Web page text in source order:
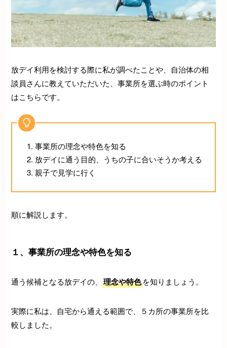
放デイ利用を検討する際に私が調べたことや、自治体の相
談員さんに教えていただいた、事業所を選ぶ時のポイント
はこちらです。
事業所の理念や特色を知る
放デイに通う目的、うちの子に合いそうか考える
親子で見学に行く
順に解説します。
１、事業所の理念や特色を知る
通う候補となる放デイの、理念や特色を知りましょう。
実際に私は、自宅から通える範囲で、５カ所の事業所を比
較しました。